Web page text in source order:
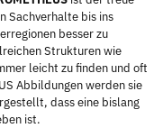
Sachverhalte bis ins
besser zu
Strukturen wie
leicht zu finden und oft
Abbildungen werden sie
dass eine bislang
ist.